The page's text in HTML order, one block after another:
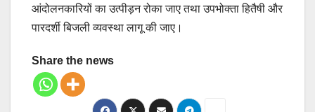
आंदोलनकारियों का उत्पीड़न रोका जाए तथा उपभोक्ता हितैषी और
पारदर्शी बिजली व्यवस्था लागू की जाए।
Share the news